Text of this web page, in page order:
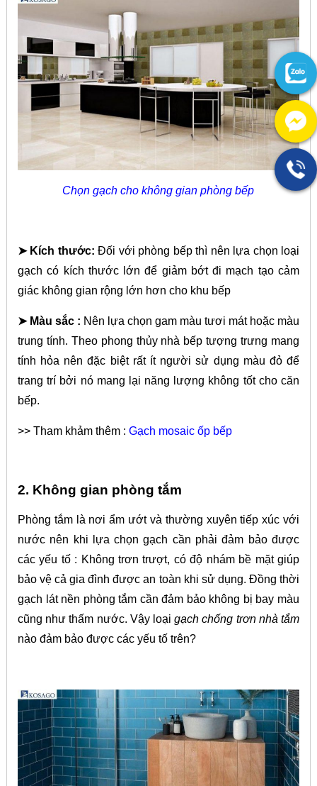
Chọn gạch cho không gian phòng bếp
➤ Kích thước: Đối với phòng bếp thì nên lựa chọn loại
gạch có kích thước lớn để giảm bớt đi mạch tạo cảm
giác không gian rộng lớn hơn cho khu bếp
➤ Màu sắc : Nên lựa chọn gam màu tươi mát hoặc màu
trung tính. Theo phong thủy nhà bếp tượng trưng mang
tính hỏa nên đặc biệt rất ít người sử dụng màu đỏ để
trang trí bởi nó mang lại năng lượng không tốt cho căn
bếp.
>> Tham khảm thêm : Gạch mosaic ốp bếp
2. Không gian phòng tắm
Phòng tắm là nơi ẩm ướt và thường xuyên tiếp xúc với
nước nên khi lựa chọn gạch cần phải đảm bảo được
các yếu tố : Không trơn trượt, có độ nhám bề mặt giúp
bảo vệ cả gia đình được an toàn khi sử dụng. Đồng thời
gạch lát nền phòng tắm cần đảm bảo không bị bay màu
cũng như thấm nước. Vậy loạigạch chống trơn nhà tắm
nào đảm bảo được các yếu tố trên?